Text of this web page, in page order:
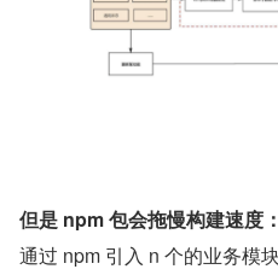
但是 npm 包会拖慢构建速度：
通过 npm 引入 n 个的业务模